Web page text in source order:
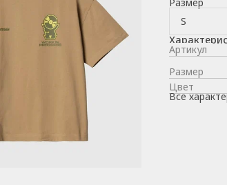
S
Артикул
Размер
Цвет
Все